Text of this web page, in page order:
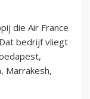
die Air France
bedrijf vliegt
Marrakesh,